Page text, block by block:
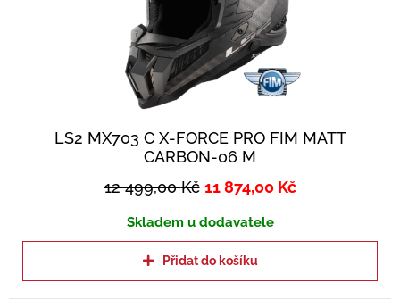
LS2 MX703 C X-FORCE PRO FIM MATT
CARBON-06 M
12 499,00Kč 11 874,00 Kč
Skladem u dodavatele
Přidat do košíku